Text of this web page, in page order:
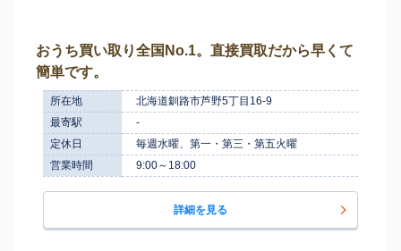
おうち買い取り全国No.1。直接買取だから早くて
簡単です。
所在地
北海道釧路市芦野5丁目16-9
最寄駅
-
定休日
毎週水曜、第一・第三・第五火曜
営業時間
9:00～18:00
詳細を見る